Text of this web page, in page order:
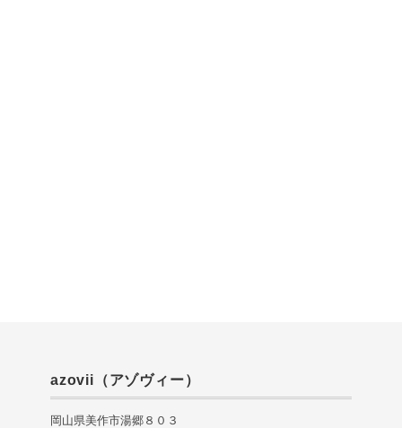
azovii（アゾヴィー）
岡山県美作市湯郷８０３